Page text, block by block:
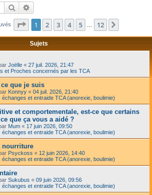
c
Rechercher
Page 1sur12
1 2 3 4 5 12
Sujets
Joëlle « 27 juil. 2026, 21:47
et Proches concernés par les TCA
que je suis
Konnyy « 04 juil. 2026, 21:40
échanges et entraide TCA (anorexie, boulimie)
et comportementale, est-ce que certains
que ça vous a aidé ?
Mum « 17 juin 2026, 09:50
échanges et entraide TCA (anorexie, boulimie)
nourriture
Psyckoss « 12 juin 2026, 14:40
échanges et entraide TCA (anorexie, boulimie)
Sukubus « 09 juin 2026, 09:56
échanges et entraide TCA (anorexie, boulimie)